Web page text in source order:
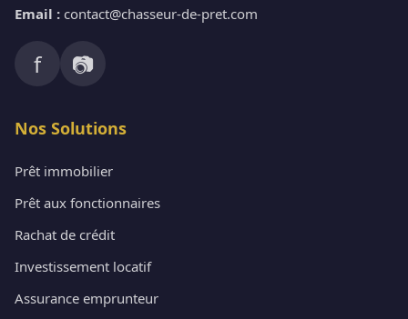
Email : contact@chasseur-de-pret.com
f 📷
Nos Solutions
Prêt immobilier
Prêt aux fonctionnaires
Rachat de crédit
Investissement locatif
Assurance emprunteur